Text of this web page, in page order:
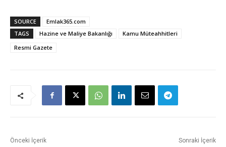
SOURCE
Emlak365.com
TAGS
Hazine ve Maliye Bakanlığı
Kamu Müteahhitleri
Resmi Gazete
Önceki İçerik Sonraki İçerik